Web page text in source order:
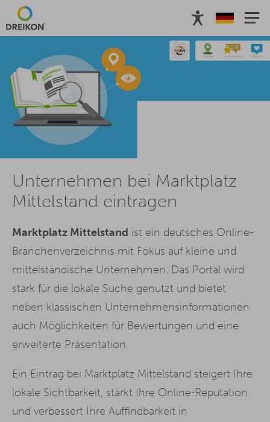
Unternehmen bei Marktplatz
Mittelstand eintragen
Marktplatz Mittelstand ist ein deutsches Online-
Branchenverzeichnis mit Fokus auf kleine und
mittelständische Unternehmen. Das Portal wird
stark für die lokale Suche genutzt und bietet
neben klassischen Unternehmensinformationen
auch Möglichkeiten für Bewertungen und eine
erweiterte Präsentation.
Ein Eintrag bei Marktplatz Mittelstand steigert Ihre
lokale Sichtbarkeit, stärkt Ihre Online-Reputation
und verbessert Ihre Auffindbarkeit in